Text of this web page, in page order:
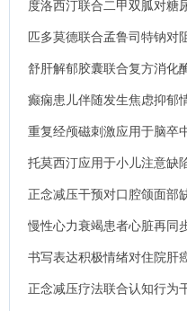
度洛西汀联合二甲双胍对糖
水平的影响分析.
匹多莫德联合孟鲁司特钠对
认知功能的影响.
舒肝解郁胶囊联合复方消化
郁情绪的影响.
癫痫患儿伴随发生焦虑抑郁
重复经颅磁刺激应用于脑卒
观察.
托莫西汀应用于小儿注意缺
正念减压干预对口腔颌面部
绪的影响.
慢性心力衰竭患者心脏再同
响因素及对预后的影响分析.
书写表达积极情绪对住院肝
正念减压疗法联合认知行为